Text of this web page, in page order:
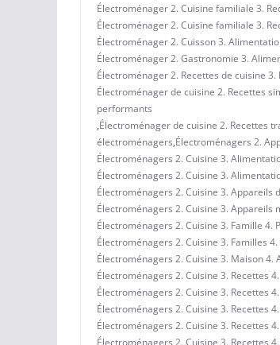
Électroménager 2. Cuisine familiale 3.
Électroménager 2. Cuisine familiale 3.
Électroménager 2. Cuisson 3.
Électroménager 2. Gastronomie 3.
Électroménager 2. Recettes de cuisine
Électroménager de cuisine 2. Recettes
performants
,Électroménager de cuisine 2. Recettes
électroménagers,Électroménagers 2.
Électroménagers 2. Cuisine 3.
Électroménagers 2. Cuisine 3.
Électroménagers 2. Cuisine 3. Appareils
Électroménagers 2. Cuisine 3. Appareils
Électroménagers 2. Cuisine 3. Famille 4.
Électroménagers 2. Cuisine 3. Familles
Électroménagers 2. Cuisine 3. Maison 4.
Électroménagers 2. Cuisine 3. Recettes
Électroménagers 2. Cuisine 3. Recettes
Électroménagers 2. Cuisine 3. Recettes
Électroménagers 2. Cuisine 3. Recettes
Électroménagers 2. Cuisine 3. Recettes